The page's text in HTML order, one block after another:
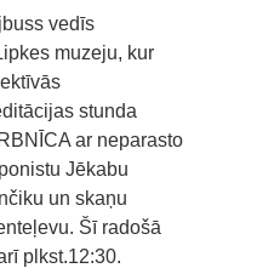
vedīs
muzeju, kur
stunda
ar neparasto
Jēkabu
un skaņu
Šī radošā
plkst.12:30.